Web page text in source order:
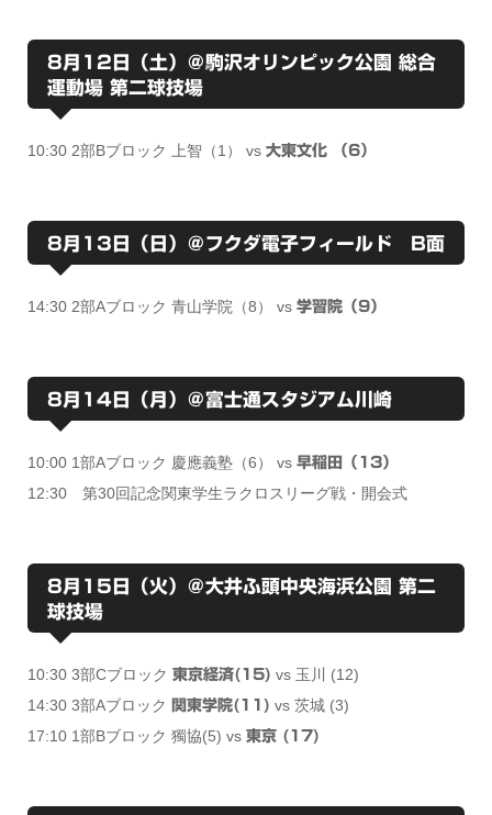
8月12日（土）＠駒沢オリンピック公園 総合
運動場 第二球技場
10:30 2部Bブロック 上智（1） vs 大東文化 （6）
8月13日（日）＠フクダ電子フィールド B面
14:30 2部Aブロック 青山学院（8） vs 学習院（9）
8月14日（月）＠富士通スタジアム川崎
10:00 1部Aブロック 慶應義塾（6） vs 早稲田（13）
12:30 第30回記念関東学生ラクロスリーグ戦・開会式
8月15日（火）＠大井ふ頭中央海浜公園 第二
球技場
10:30 3部Cブロック 東京経済(15) vs 玉川 (12)
14:30 3部Aブロック 関東学院(11) vs 茨城 (3)
17:10 1部Bブロック 獨協(5) vs 東京 (17)